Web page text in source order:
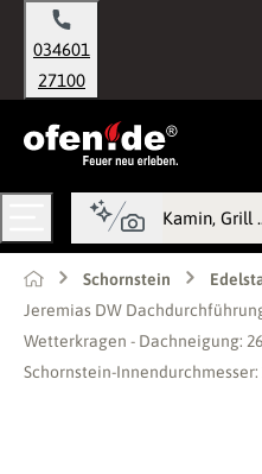
springen
034601
27100
Schornstein
Jeremias DW
Wetterkragen - Dachneigung:
Schornstein-Innendurchmesser: